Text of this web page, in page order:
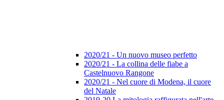
2020/21 - Un nuovo museo perfetto
2020/21 - La collina delle fiabe a
Castelnuovo Rangone
2020/21 - Nel cuore di Modena, il cuore
del Natale